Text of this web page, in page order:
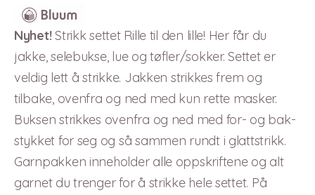
Nyhet!Strikk settet Rille til den lille! Her får du
jakke, selebukse, lue og tøfler/sokker. Settet er
veldig lett å strikke. Jakken strikkes frem og
tilbake, ovenfra og ned med kun rette masker.
Buksen strikkes ovenfra og ned med for- og bak-
stykket for seg og så sammen rundt i glattstrikk.
Garnpakken inneholder alle oppskriftene og alt
garnet du trenger for å strikke hele settet. På